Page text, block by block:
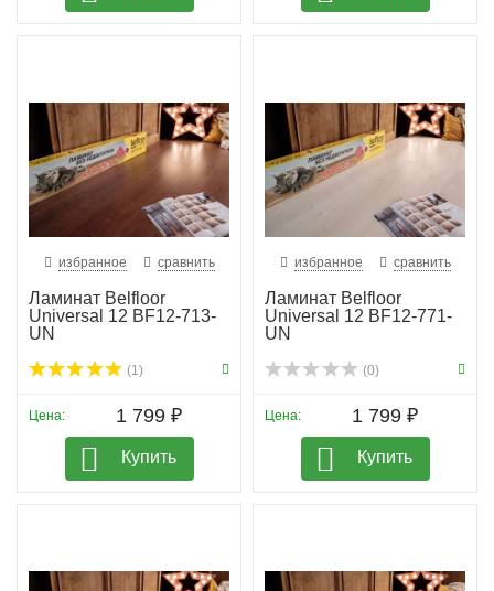
избранное сравнить
Ламинат Belfloor
Universal 12 BF12-713-
UN
(1)
Цена: 1 799 ₽
Купить
избранное сравнить
Ламинат Belfloor
Universal 12 BF12-771-
UN
(0)
Цена: 1 799 ₽
Купить